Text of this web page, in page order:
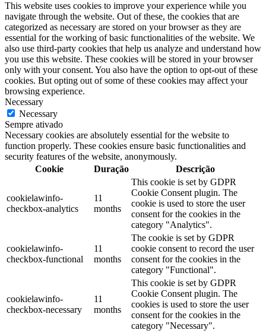
This website uses cookies to improve your experience while you
navigate through the website. Out of these, the cookies that are
categorized as necessary are stored on your browser as they are
essential for the working of basic functionalities of the website. We
also use third-party cookies that help us analyze and understand how
you use this website. These cookies will be stored in your browser
only with your consent. You also have the option to opt-out of these
cookies. But opting out of some of these cookies may affect your
browsing experience.
Necessary
Necessary
Sempre ativado
Necessary cookies are absolutely essential for the website to
function properly. These cookies ensure basic functionalities and
security features of the website, anonymously.
Cookie
Duração Descrição
cookielawinfo-
checkbox-analytics
11
months
This cookie is set by GDPR
Cookie Consent plugin. The
cookie is used to store the user
consent for the cookies in the
category "Analytics".
cookielawinfo-
checkbox-functional
11
months
The cookie is set by GDPR
cookie consent to record the user
consent for the cookies in the
category "Functional".
cookielawinfo-
checkbox-necessary
11
months
This cookie is set by GDPR
Cookie Consent plugin. The
cookies is used to store the user
consent for the cookies in the
category "Necessary".